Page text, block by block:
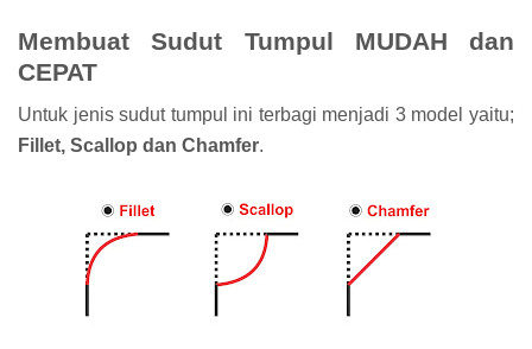
Membuat Sudut Tumpul MUDAH dan
CEPAT
Untuk jenis sudut tumpul ini terbagi menjadi 3 model yaitu;
Fillet, Scallop dan Chamfer.